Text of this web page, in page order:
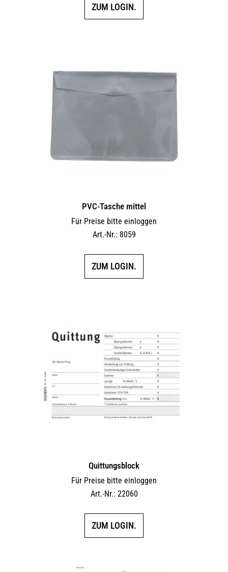
ZUM LOGIN.
PVC-Tasche mittel
Für Preise bitte einloggen
Art.-Nr.: 8059
ZUM LOGIN.
Quittungsblock
Für Preise bitte einloggen
Art.-Nr.: 22060
ZUM LOGIN.